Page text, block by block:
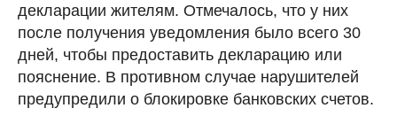
декларации жителям. Отмечалось, что у них
после получения уведомления было всего 30
дней, чтобы предоставить декларацию или
пояснение. В противном случае нарушителей
предупредили о блокировке банковских счетов.